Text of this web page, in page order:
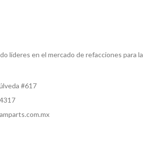
líderes en el mercado de refacciones para la
#617